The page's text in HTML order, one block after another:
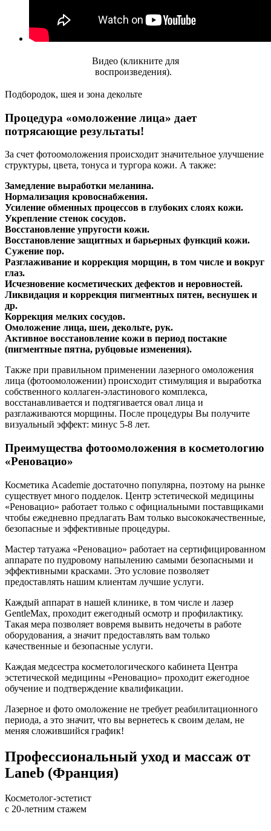
Видео (кликните для
воспроизведения).
Подбородок, шея и зона декольте
Процедура «омоложение лица» дает
потрясающие результаты!
За счет фотоомоложения происходит значительное улучшение
структуры, цвета, тонуса и тургора кожи. А также:
Замедление выработки меланина.
Нормализация кровоснабжения.
Усиление обменных процессов в глубоких слоях кожи.
Укрепление стенок сосудов.
Восстановление упругости кожи.
Восстановление защитных и барьерных функций кожи.
Сужение пор.
Разглаживание и коррекция морщин, в том числе и вокруг
глаз.
Исчезновение косметических дефектов и неровностей.
Ликвидация и коррекция пигментных пятен, веснушек и
др.
Коррекция мелких сосудов.
Омоложение лица, шеи, декольте, рук.
Активное восстановление кожи в период постакне
(пигментные пятна, рубцовые изменения).
Также при правильном применении лазерного омоложения
лица (фотоомоложении) происходит стимуляция и выработка
собственного коллаген-эластинового комплекса,
восстанавливается и подтягивается овал лица и
разглаживаются морщины. После процедуры Вы получите
визуальный эффект: минус 5-8 лет.
Преимущества фотоомоложения в косметологию
«Реновацио»
Косметика Academie достаточно популярна, поэтому на рынке
существует много подделок. Центр эстетической медицины
«Реновацио» работает только с официальными поставщиками
чтобы ежедневно предлагать Вам только высококачественные,
безопасные и эффективные процедуры.
Мастер татуажа «Реновацио» работает на сертифицированном
аппарате по пудровому напылению самыми безопасными и
эффективными красками. Это условие позволяет
предоставлять нашим клиентам лучшие услуги.
Каждый аппарат в нашей клинике, в том числе и лазер
GentleMax, проходит ежегодный осмотр и профилактику.
Такая мера позволяет вовремя вывить недочеты в работе
оборудования, а значит предоставлять вам только
качественные и безопасные услуги.
Каждая медсестра косметологического кабинета Центра
эстетической медицины «Реновацио» проходит ежегодное
обучение и подтверждение квалификации.
Лазерное и фото омоложение не требует реабилитационного
периода, а это значит, что вы вернетесь к своим делам, не
меняя сложившийся график!
Профессиональный уход и массаж от
Laneb (Франция)
Косметолог-эстетист
с 20-летним стажем